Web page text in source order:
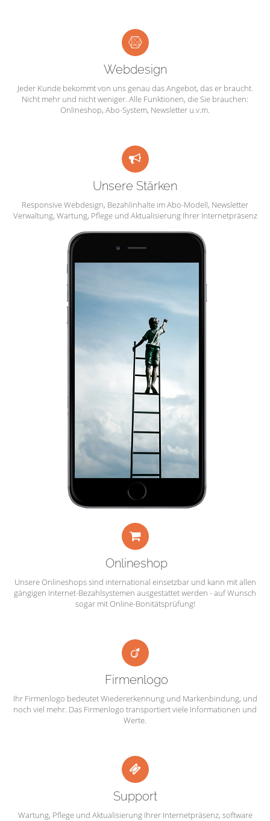
Webdesign
Jeder Kunde bekommt von uns genau das Angebot, das er braucht.
Nicht mehr und nicht weniger. Alle Funktionen, die Sie brauchen:
Onlineshop, Abo-System, Newsletter u.v.m.
Unsere Stärken
Responsive Webdesign, Bezahlinhalte im Abo-Modell, Newsletter
Verwaltung, Wartung, Pflege und Aktualisierung Ihrer Internetpräsenz
Onlineshop
Unsere Onlineshops sind international einsetzbar und kann mit allen
gängigen Internet-Bezahlsystemen ausgestattet werden - auf Wunsch
sogar mit Online-Bonitätsprüfung!
Firmenlogo
Ihr Firmenlogo bedeutet Wiedererkennung und Markenbindung, und
noch viel mehr. Das Firmenlogo transportiert viele Informationen und
Werte.
Support
Wartung, Pflege und Aktualisierung Ihrer Internetpräsenz, software